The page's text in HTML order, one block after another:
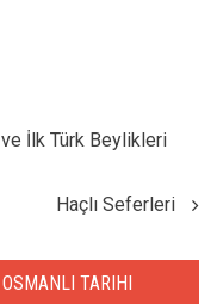
İlk Türk Beylikleri
Haçlı Seferleri
TARIHI